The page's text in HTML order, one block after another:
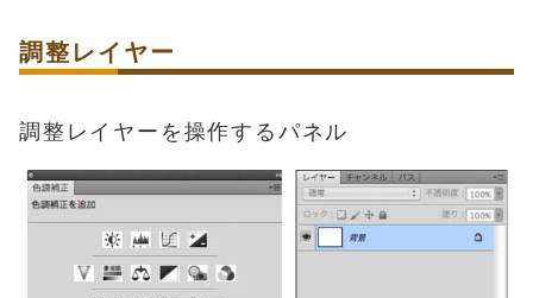
調整レイヤー
調整レイヤーを操作するパネル